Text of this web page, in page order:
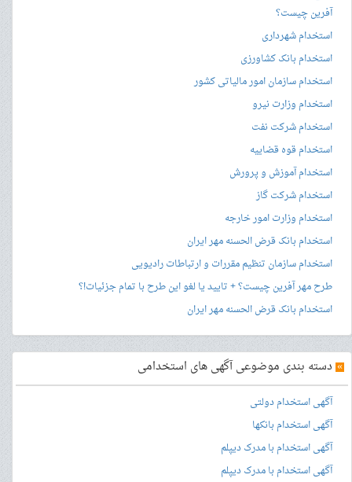
آفرین چیست؟
استخدام شهرداری
استخدام بانک کشاورزی
استخدام سازمان امور مالیاتی کشور
استخدام وزارت نیرو
استخدام شرکت نفت
استخدام قوه قضاییه
استخدام آموزش و پرورش
استخدام شرکت گاز
استخدام وزارت امور خارجه
استخدام بانک قرض الحسنه مهر ایران
استخدام سازمان تنظیم مقررات و ارتباطات رادیویی
طرح مهر آفرین چیست؟ + تایید یا لغو این طرح با تمام جزئیات!؟
استخدام بانک قرض الحسنه مهر ایران
» دسته بندی موضوعی آگهی های استخدامی
آگهی استخدام دولتی
آگهی استخدام بانکها
آگهی استخدام با مدرک دیپلم
آگهی استخدام با مدرک دیپلم